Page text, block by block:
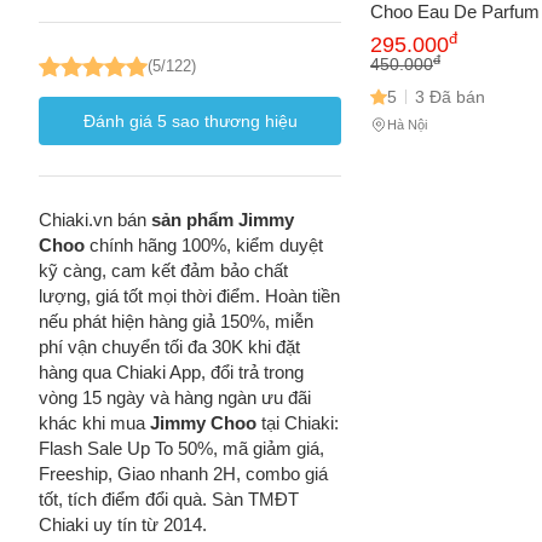
(5/122)
Đánh giá 5sao thương hiệu
Chiaki.vn bán sản phẩm Jimmy
Choo chính hãng 100%, kiểm duyệt
kỹ càng, cam kết đảm bảo chất
lượng, giá tốt mọi thời điểm. Hoàn tiền
nếu phát hiện hàng giả 150%, miễn
phí vận chuyển tối đa 30K khi đặt
hàng qua Chiaki App, đổi trả trong
vòng 15 ngày và hàng ngàn ưu đãi
khác khi mua Jimmy Choo tại Chiaki:
Flash Sale Up To 50%, mã giảm giá,
Freeship, Giao nhanh 2H, combo giá
tốt, tích điểm đổi quà. Sàn TMĐT
Chiaki uy tín từ 2014.
Choo Eau De
Trọng, Gợi Cảm - Full
- Hương Hoa Cỏ
295.000đ
450.000đ
5 3 Đã bán
Hà Nội